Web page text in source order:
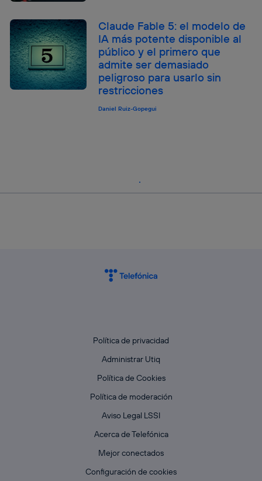
Claude Fable 5: el modelo de
IA más potente disponible al
público y el primero que
admite ser demasiado
peligroso para usarlo sin
restricciones
Daniel Ruiz-Gopegui
Política de privacidad
Administrar Utiq
Política de Cookies
Política de moderación
Aviso Legal LSSI
Acerca de Telefónica
Mejor conectados
Configuración de cookies